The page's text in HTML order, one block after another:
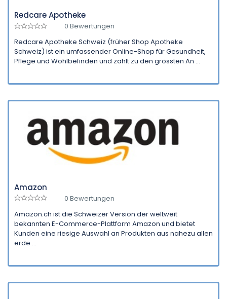
Redcare Apotheke
0 Bewertungen
Redcare Apotheke Schweiz (früher Shop Apotheke
Schweiz) ist ein umfassender Online-Shop für Gesundheit,
Pflege und Wohlbefinden und zählt zu den grössten An ...
Amazon
0 Bewertungen
Amazon.ch ist die Schweizer Version der weltweit
bekannten E-Commerce-Plattform Amazon und bietet
Kunden eine riesige Auswahl an Produkten aus nahezu allen
erde ...